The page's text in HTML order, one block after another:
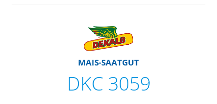
MAIS-SAATGUT
DKC 3059